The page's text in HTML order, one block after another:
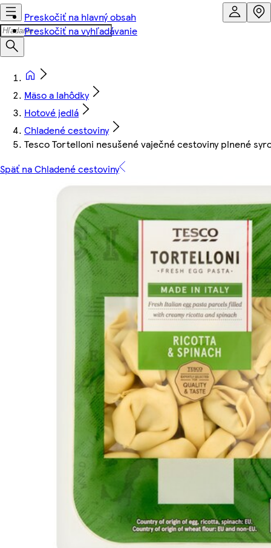
Preskočiť na hlavný obsah
Preskočiť na vyhľadávanie
Mäso a lahôdky
Hotové jedlá
Chladené cestoviny
Tesco Tortelloni nesušené vaječné cestoviny plnené
Späť na Chladené cestoviny